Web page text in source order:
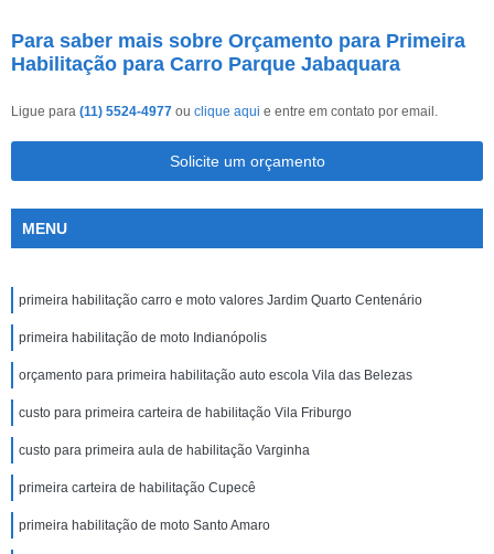
Para saber mais sobre Orçamento para Primeira
Habilitação para Carro Parque Jabaquara
Ligue para (11) 5524-4977 ou clique aqui e entre em contato por email.
Solicite um orçamento
MENU
primeira habilitação carro e moto valores Jardim Quarto Centenário
primeira habilitação de moto Indianópolis
orçamento para primeira habilitação auto escola Vila das Belezas
custo para primeira carteira de habilitação Vila Friburgo
custo para primeira aula de habilitação Varginha
primeira carteira de habilitação Cupecê
primeira habilitação de moto Santo Amaro